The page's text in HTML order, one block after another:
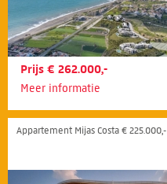
Prijs € 262.000,-
Meer informatie
Appartement Mijas Costa € 225.000,-